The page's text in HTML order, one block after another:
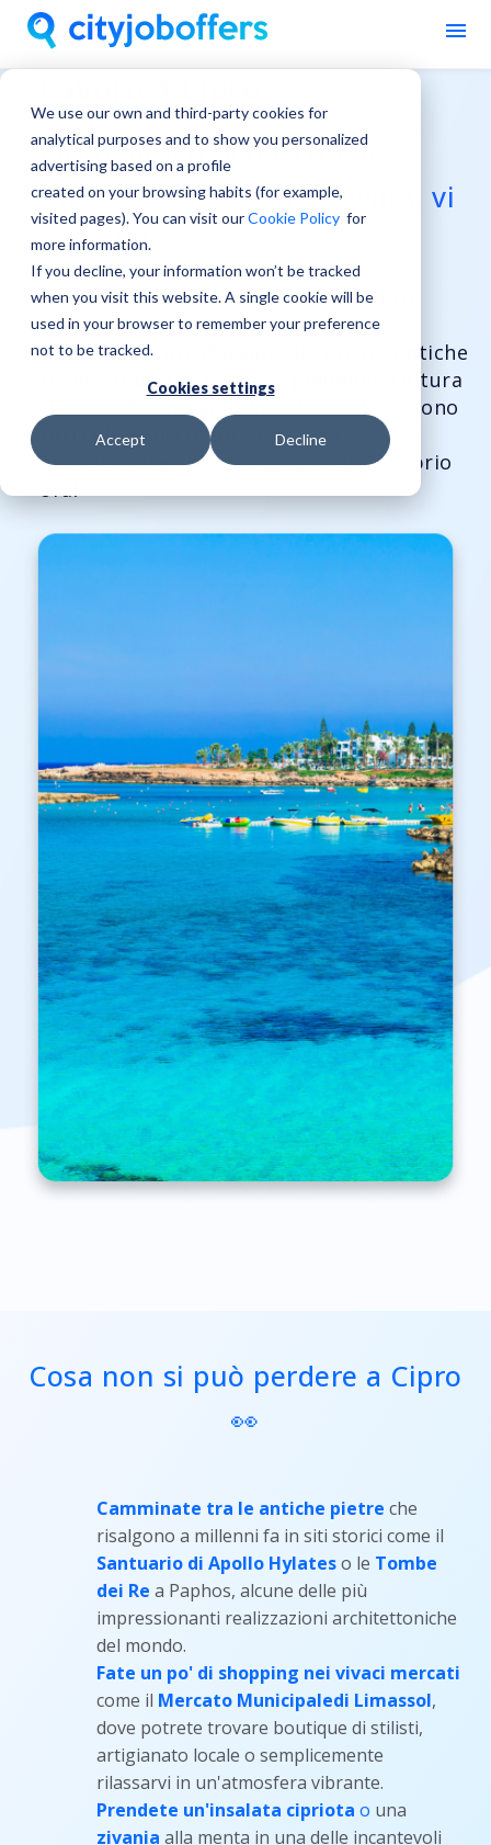
We use our own and third-party cookies for
analytical purposes and to show you personalized
advertising based on a profile
created on your browsing habits (for example,
visited pages). You can visit ourCookie Policy for
more information.
If you decline, your information won’t be tracked
when you visit this website. A single cookie will be
used in your browser to remember your preference
not to be tracked.
Cookies settings
Accept Decline
Cipro, luogo di nascita di
Afrodite e crocevia di civiltà, vi
aspetta!
Scoprite il fascino e l'energia di Cipro
mentre costruite la vostra carriera e
vivete come un abitante del posto! Antiche
rovine, bar vivaci, clima splendido, cultura
ricca e cibo incredibilmente gustoso sono
tutti elementi di un'avventura
emozionante che potreste vivere proprio
ora!
Cosa non si può perdere a Cipro
👀
Camminate tra le antiche pietre che
risalgono a millenni fa in siti storici come il
Santuario di Apollo Hylateso le Tombe
dei Re a Paphos, alcune delle più
impressionanti realizzazioni architettoniche
del mondo.
Fate un po' di shopping nei vivaci mercati
come il Mercato Municipaledi Limassol,
dove potrete trovare boutique di stilisti,
artigianato locale o semplicemente
rilassarvi in un'atmosfera vibrante.
Prendete un'insalata cipriota o una
zivania alla menta in una delle incantevoli